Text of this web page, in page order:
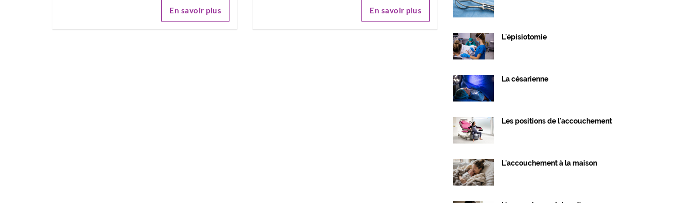
En savoir plus En savoir plus
L'épisiotomie
La césarienne
Les positions de l'accouchement
L'accouchement à la maison